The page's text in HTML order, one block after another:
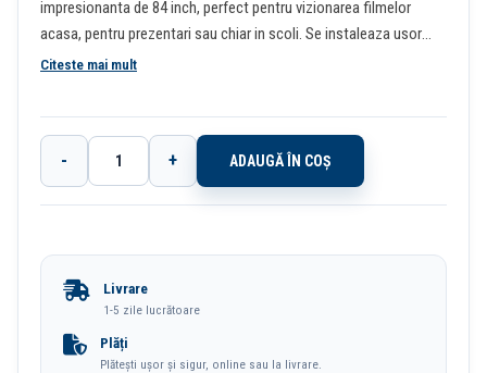
impresionanta de 84 inch, perfect pentru vizionarea filmelor
acasa, pentru prezentari sau chiar in scoli. Se instaleaza usor
avand o constructie durabila care asigura longevitate si
experienta vizuala. Acest ecran este compatibil cu diverse
proiectoare, facandu-l un plus versatil pentru orice configuratie.
Unghi larg de vizualizare de 160 de grade. Dimensiuni: 186 x 104.5
Citeste mai mult
Cantitate
Ecran
104.5cm
- + ADAUGĂ ÎN COȘ
Livrare
1-5 zile lucrătoare
Plăți
Plătești ușor și sigur, online sau la livrare.